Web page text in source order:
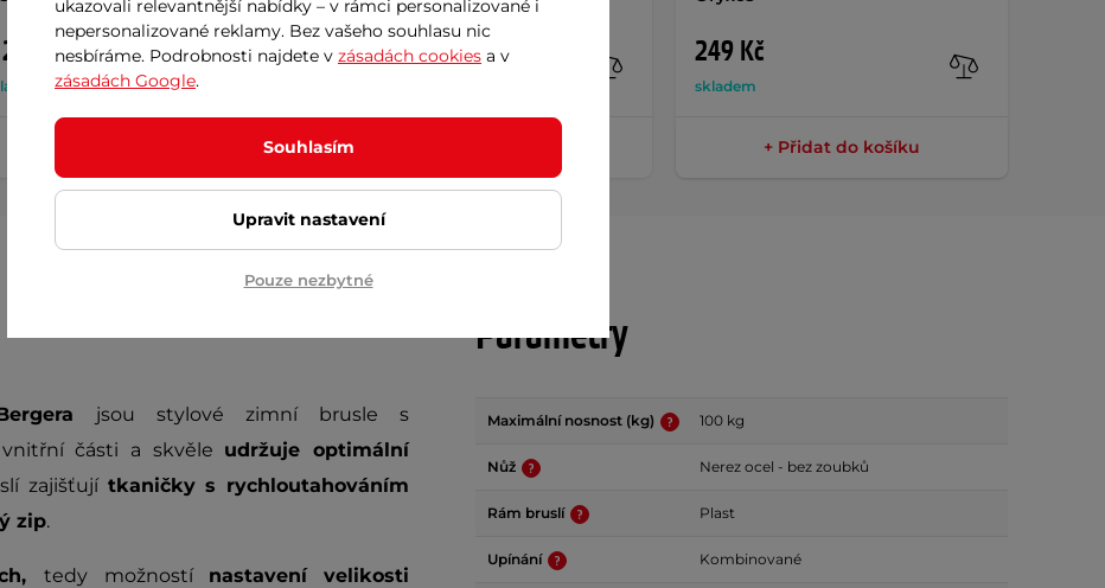
Kč
ovladačem
2 299 Kč 249 Kč
skladem
+ Přidat do košíku
jsou stylové zimní brusle s
části a skvěle udržuje optimální
zajišťují tkaničky s rychloutahováním
zip.
tedy možností nastavení velikosti
Parametry
Maximální nosnost (kg) 100 kg
Nůž Nerez ocel - bez zoubků
Rám bruslí Plast
Upínání Kombinované
ukazovali relevantnější nabídky – v rámci personalizované i
nepersonalizované reklamy. Bez vašeho souhlasu nic
nesbíráme. Podrobnosti najdete v zásadách cookies a v
zásadách Google.
Souhlasím
Upravit nastavení
Pouze nezbytné